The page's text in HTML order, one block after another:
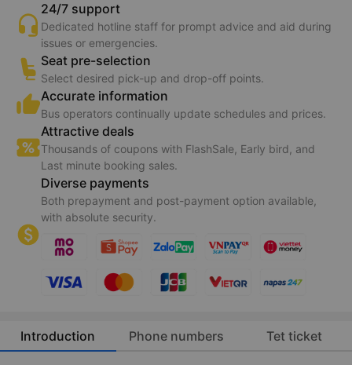
24/7 support
Dedicated hotline staff for prompt advice and aid during
issues or emergencies.
Seat pre-selection
Select desired pick-up and drop-off points.
Accurate information
Bus operators continually update schedules and prices.
Attractive deals
Thousands of coupons with FlashSale, Early bird, and
Last minute booking sales.
Diverse payments
Both prepayment and post-payment option available,
with absolute security.
Introduction Phone numbers Tet ticket